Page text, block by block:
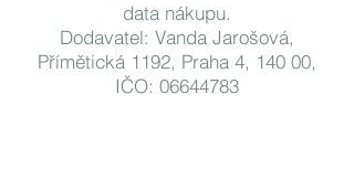
data nákupu.
Dodavatel: Vanda Jarošová,
Přímětická 1192, Praha 4, 140 00,
IČO: 06644783